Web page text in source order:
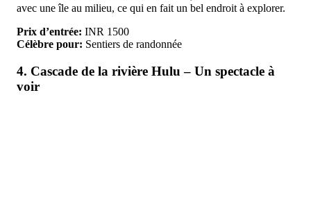
avec une île au milieu, ce qui en fait un bel endroit à explorer.
Prix d’entrée: INR 1500
Célèbre pour: Sentiers de randonnée
4. Cascade de la rivière Hulu – Un spectacle à
voir